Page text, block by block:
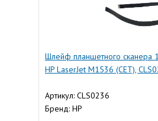
Шлейф планшетного сканера
HP LaserJet M1536 (CET),
Артикул: CLS0236
Бренд: HP